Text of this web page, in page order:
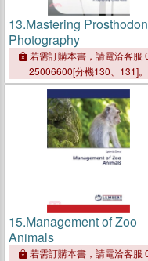
13.Mastering
Photography
若需訂購本書，請電洽客服
25006600[分機130、131]。
15.Management of Zoo
Animals
若需訂購本書，請電洽客服